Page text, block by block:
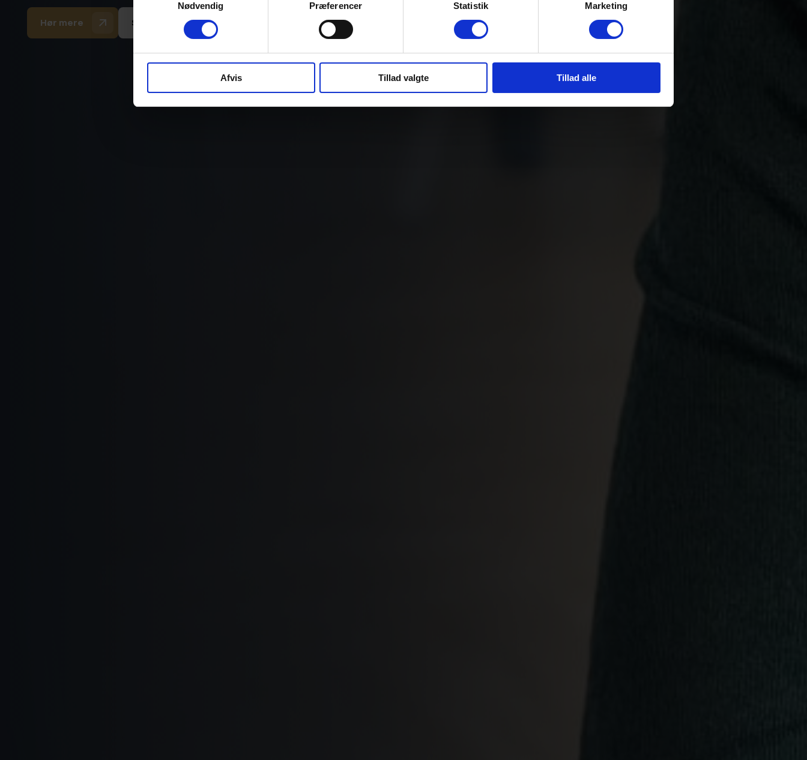
Nødvendig
Præferencer Statistik Marketing
Afvis Tillad valgte Tillad alle
Hør mere Se vores cases